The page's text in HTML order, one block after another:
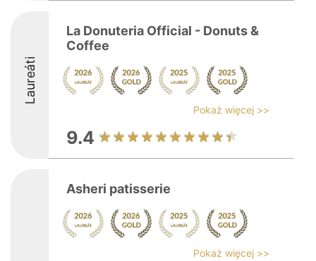
Laureáti
La Donuteria Official - Donuts &
Coffee
Pokaż więcej >>
9.4
Asheri patisserie
Pokaż więcej >>